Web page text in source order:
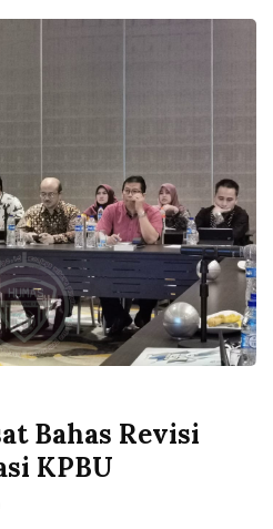
Bahas Revisi
KPBU